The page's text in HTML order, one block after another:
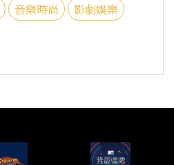
音樂時尚 影劇娛樂